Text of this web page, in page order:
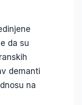
da su
demanti
na